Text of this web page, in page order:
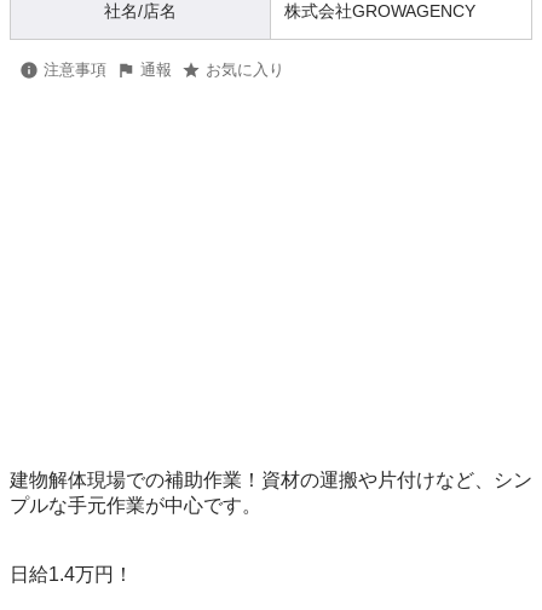
社名/店名 株式会社GROWAGENCY
注意事項 通報 お気に入り
建物解体現場での補助作業！資材の運搬や片付けなど、シン
プルな手元作業が中心です。
日給1.4万円！